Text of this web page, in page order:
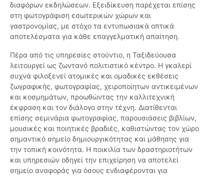
διαφόρων εκδηλώσεων. Εξειδίκευση παρέχεται επίσης
στη φωτογράφιση εσωτερικών χώρων και
γαστρονομίας, με στόχο τα εντυπωσιακά οπτικά
αποτελέσματα για κάθε επαγγελματική απαίτηση.
Πέρα από τις υπηρεσίες στούντιο, η Ταξιδεύουσα
λειτουργεί ως ζωντανό πολιτιστικό κέντρο. Η γκαλερί
συχνά φιλοξενεί ατομικές και ομαδικές εκθέσεις
ζωγραφικής, φωτογραφίας, χειροποίητων αντικειμένων
και κοσμημάτων, προωθώντας την καλλιτεχνική
έκφραση και τον διάλογο στην τέχνη. Διατίθενται
επίσης σεμινάρια φωτογραφίας, παρουσιάσεις βιβλίων,
μουσικές και ποιητικές βραδιές, καθιστώντας τον χώρο
σημαντικό σημείο δημιουργικότητας και μάθησης για
την τοπική κοινότητα. Η ποικιλία των δραστηριοτήτων
και υπηρεσιών οδηγεί την επιχείρηση να αποτελεί
σημείο αναφοράς για όσους ενδιαφέρονται για